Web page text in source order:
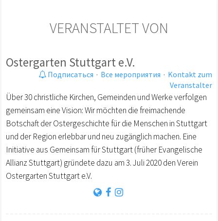
VERANSTALTET VON
Ostergarten Stuttgart e.V.
Подписаться · Все мероприятия · Kontakt zum
Veranstalter
Über 30 christliche Kirchen, Gemeinden und Werke verfolgen
gemeinsam eine Vision: Wir möchten die freimachende
Botschaft der Ostergeschichte für die Menschen in Stuttgart
und der Region erlebbar und neu zugänglich machen. Eine
Initiative aus Gemeinsam für Stuttgart (früher Evangelische
Allianz Stuttgart) gründete dazu am 3. Juli 2020 den Verein
Ostergarten Stuttgart e.V.